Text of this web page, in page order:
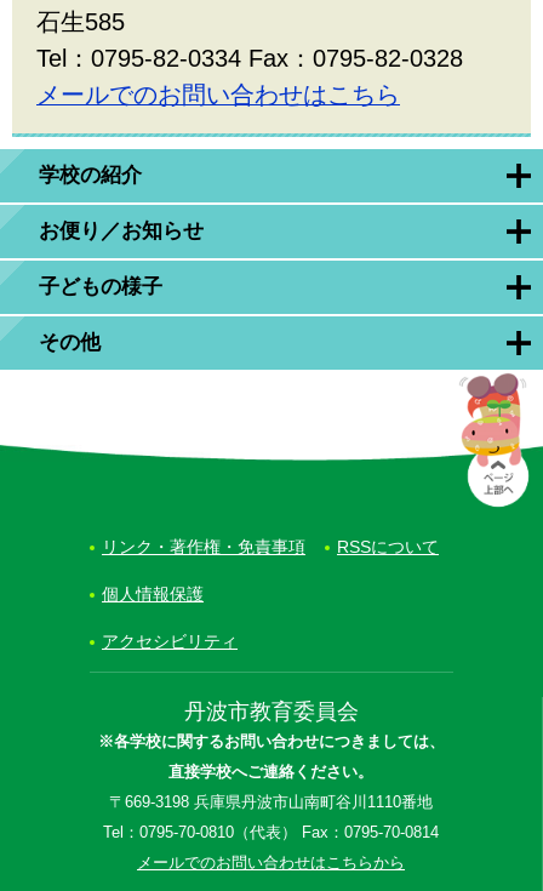
学校の紹介
お便り／お知らせ
子どもの様子
その他
石生585
Tel：0795-82-0334 Fax：0795-82-0328
メールでのお問い合わせはこちら
丹波市教育委員会
※各学校に関するお問い合わせにつきましては、
直接学校へご連絡ください。
〒669-3198 兵庫県丹波市山南町谷川1110番地
Tel：0795-70-0810（代表） Fax：0795-70-0814
メールでのお問い合わせはこちらから
リンク・著作権・免責事項 RSSについて
個人情報保護
アクセシビリティ